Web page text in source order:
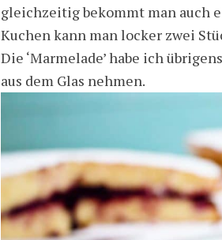
gleichzeitig bekommt man auch
Kuchen kann man locker zwei
Die ‘Marmelade’ habe ich
aus dem Glas nehmen.